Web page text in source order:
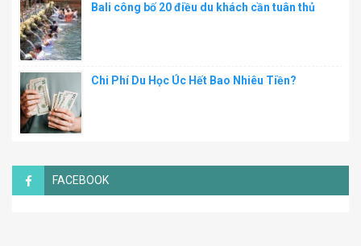
Bali công bố 20 điều du khách cần tuân thủ
Chi Phí Du Học Úc Hết Bao Nhiêu Tiền?
FACEBOOK